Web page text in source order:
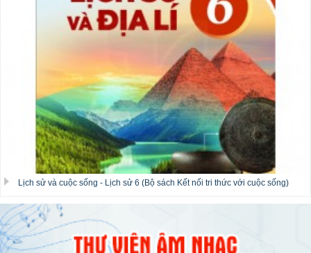
Lịch sử và cuộc sống - Lịch sử 6 (Bộ sách Kết nối tri thức với cuộc sống)